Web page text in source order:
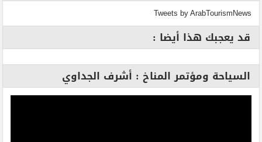
Tweets by ArabTourismNews
قد يعجبك هذا أيضا :
السياحة ومؤتمر المناخ : أشرف الجداوي